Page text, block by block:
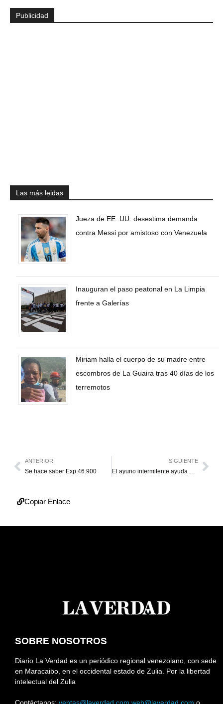
Publicidad
Las más leidas
Jueza de EE. UU. desestima demanda
contra Messi por amistoso con Venezuela
Inauguran el paso peatonal en La Limpia
frente a Galerías
Miriam halla el cuerpo de su madre entre
escombros de La Guaira tras 40 días de los
terremotos
ANTERIOR
Se hace saber Exp.46.900
SIGUIENTE
El ayuno intermitente ayuda a bajar de peso pero tiene sus contraindicaciones
Copiar Enlace
SOBRE NOSOTROS
Diario La Verdad es un periódico regional venezolano, con sede
en Maracaibo, en el occidental estado de Zulia. Por la libertad
intelectual del Zulia